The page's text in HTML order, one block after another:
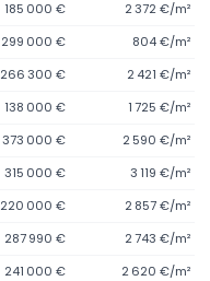
185 000 €
2 372 €/m²
299 000 €
804 €/m²
266 300 €
2 421 €/m²
138 000 €
1 725 €/m²
373 000 €
2 590 €/m²
315 000 €
3 119 €/m²
220 000 €
2 857 €/m²
287 990 €
2 743 €/m²
241 000 €
2 620 €/m²